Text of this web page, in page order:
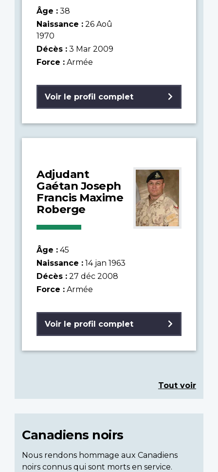
Âge : 38
Naissance : 26 Aoû
1970
Décès : 3 Mar 2009
Force : Armée
Voir le profil complet
Adjudant
Gaétan Joseph
Francis Maxime
Roberge
Âge : 45
Naissance : 14 jan 1963
Décès : 27 déc 2008
Force : Armée
Voir le profil complet
Tout voir
Canadiens noirs
Nous rendons hommage aux Canadiens
noirs connus qui sont morts en service.